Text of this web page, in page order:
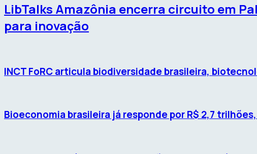
LibTalks Amazônia encerra circuito em
para inovação
INCT FoRC articula biodiversidade brasileira,
Bioeconomia brasileira já responde por R$ 2,7